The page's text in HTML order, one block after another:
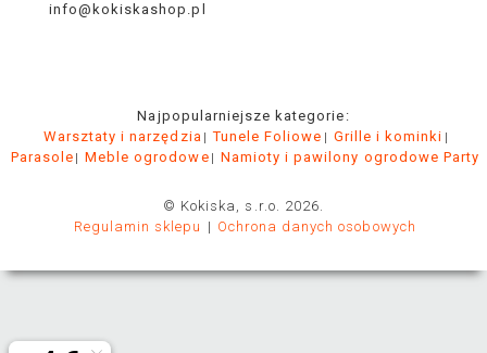
info@kokiskashop.pl
Najpopularniejsze kategorie:
Warsztaty i narzędzia
Tunele Foliowe
Grille i kominki
Parasole
Meble ogrodowe Namioty i pawilony ogrodowe Party
© Kokiska, s.r.o. 2026.
Regulamin sklepu
Ochrona danych osobowych